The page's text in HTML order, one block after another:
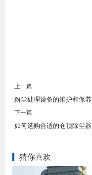
上一篇
粉尘处理设备的维护和保养
下一篇
如何选购合适的仓顶除尘器
猜你喜欢